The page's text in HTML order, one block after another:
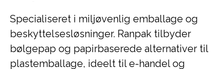
Specialiseret i miljøvenlig emballage og
beskyttelsesløsninger. Ranpak tilbyder
bølgepap og papirbaserede alternativer til
plastemballage, ideelt til e-handel og